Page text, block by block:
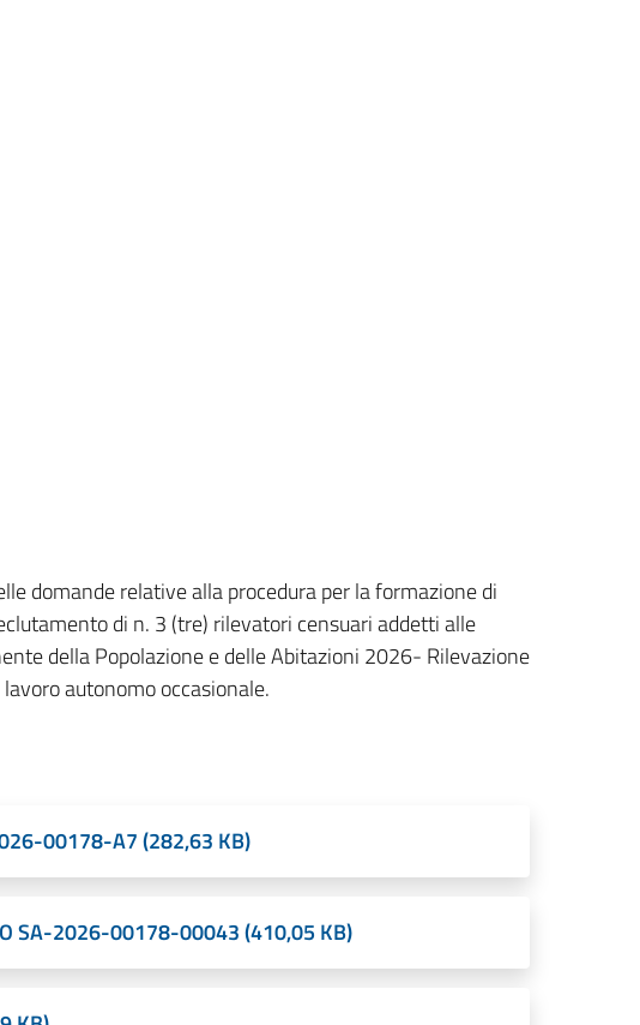
domande relative alla procedura per la formazione di
di n. 3 (tre) rilevatori censuari addetti alle
della Popolazione e delle Abitazioni 2026- Rilevazione
autonomo occasionale.
00178-A7 (282,63 KB)
SA-2026-00178-00043 (410,05 KB)